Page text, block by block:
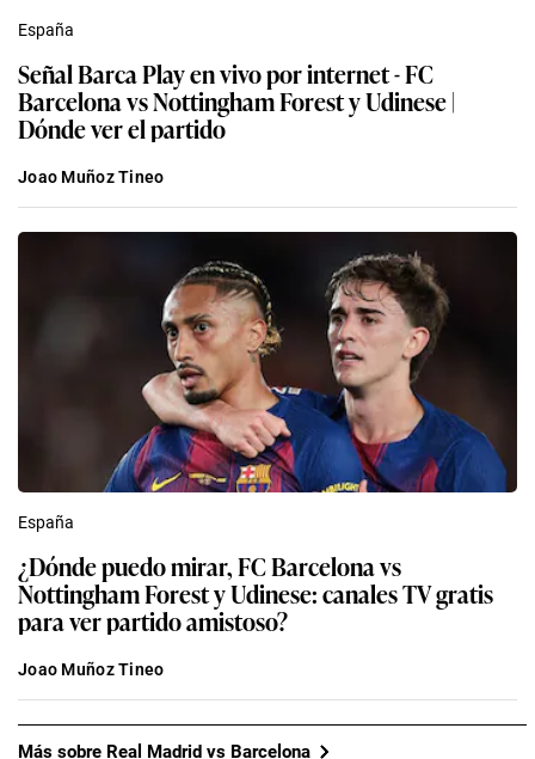
España
Señal Barca Play en vivo por internet - FC
Barcelona vs Nottingham Forest y Udinese |
Dónde ver el partido
Joao Muñoz Tineo
España
¿Dónde puedo mirar, FC Barcelona vs
Nottingham Forest y Udinese: canales TV gratis
para ver partido amistoso?
Joao Muñoz Tineo
Más sobre Real Madrid vs Barcelona